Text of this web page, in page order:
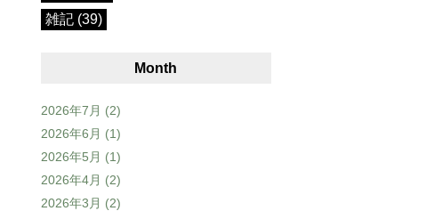
雑記 (39)
Month
2026年7月 (2)
2026年6月 (1)
2026年5月 (1)
2026年4月 (2)
2026年3月 (2)